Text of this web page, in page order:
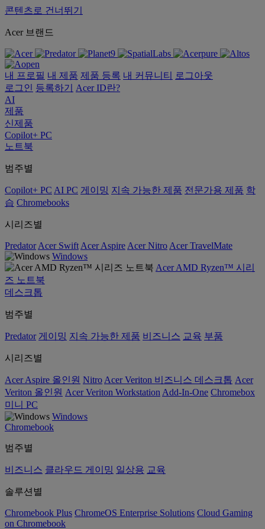
콘텐츠로 건너뛰기
Acer 브랜드
내 프로필 내 제품 제품 등록 내 커뮤니티
로그아웃
로그인
등록하기
Acer ID란?
AI
제품
신제품
Copilot+ PC
노트북
범주별
Copilot+ PC AI PC 게이밍 지속 가능한 제품 전문가용 제품 학
습 Chromebooks
시리즈별
Predator Acer Swift Acer Aspire Acer Nitro Acer TravelMate
Windows
Acer AMD Ryzen™ 시리
즈 노트북
데스크톱
범주별
Predator 게이밍 지속 가능한 제품 비즈니스 교육 부품
시리즈별
Acer Aspire 올인원 Nitro Acer Veriton 비즈니스 데스크톱 Acer
Veriton 올인원 Acer Veriton Workstation Add-In-One Chromebox
미니 PC
Windows
Chromebook
범주별
비즈니스 클라우드 게이밍 일상용 교육
솔루션별
Chromebook Plus ChromeOS Enterprise Solutions Cloud Gaming
on Chromebook